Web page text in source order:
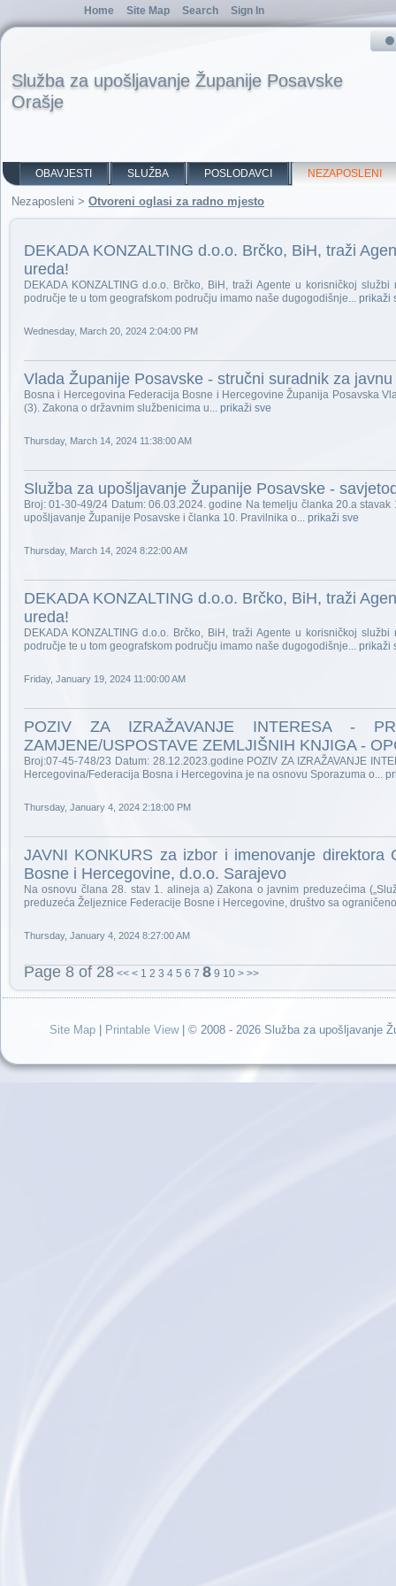
Služba za upošljavanje Županije Posavske
Orašje
OBAVJESTI SLUŽBA POSLODAVCI NEZAPOSLENI
Nezaposleni > Otvoreni oglasi za radno mjesto
DEKADA KONZALTING d.o.o. Brčko, BiH, traži
ureda!
DEKADA KONZALTING d.o.o. Brčko, BiH, traži Agente u korisničkoj
područje te u tom geografskom području imamo naše dugogodišnje... prikaži
Wednesday, March 20, 2024 2:04:00 PM
Vlada Županije Posavske - stručni suradnik za
Bosna i Hercegovina Federacija Bosne i Hercegovine Županija Posavska
(3). Zakona o državnim službenicima u... prikaži sve
Thursday, March 14, 2024 11:38:00 AM
Služba za upošljavanje Županije Posavske -
Broj: 01-30-49/24 Datum: 06.03.2024. godine Na temelju članka 20.a
upošljavanje Županije Posavske i članka 10. Pravilnika o... prikaži sve
Thursday, March 14, 2024 8:22:00 AM
DEKADA KONZALTING d.o.o. Brčko, BiH, traži
ureda!
DEKADA KONZALTING d.o.o. Brčko, BiH, traži Agente u korisničkoj
područje te u tom geografskom području imamo naše dugogodišnje... prikaži
Friday, January 19, 2024 11:00:00 AM
POZIV ZA IZRAŽAVANJE INTERESA -
ZAMJENE/USPOSTAVE ZEMLJIŠNIH KNJIGA -
Broj:07-45-748/23 Datum: 28.12.2023.godine POZIV ZA IZRAŽAVANJE
Hercegovina/Federacija Bosna i Hercegovina je na osnovu Sporazuma o...
Thursday, January 4, 2024 2:18:00 PM
JAVNI KONKURS za izbor i imenovanje
Bosne i Hercegovine, d.o.o. Sarajevo
Na osnovu člana 28. stav 1. alineja a) Zakona o javnim preduzećima
preduzeća Željeznice Federacije Bosne i Hercegovine, društvo sa
Thursday, January 4, 2024 8:27:00 AM
Page 8 of 28 << < 1 2 3 4 5 6 7 8 9 10 > >>
Site Map Printable View| © 2008 - 2026 Služba za upošljavanje
Home Site Map Search Sign In